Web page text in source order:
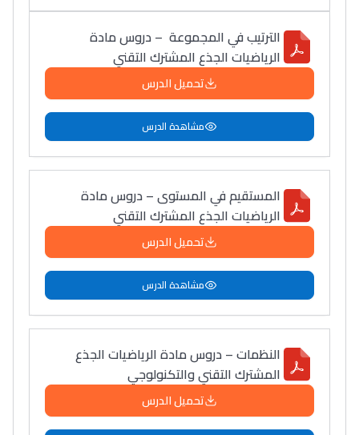
الترتيب في المجموعة – دروس مادة
الرياضيات الجذع المشترك التقني
تحميل الدرس
مشاهدة الدرس
المستقيم في المستوى – دروس مادة
الرياضيات الجذع المشترك التقني
تحميل الدرس
مشاهدة الدرس
النظمات – دروس مادة الرياضيات الجذع
المشترك التقني والتكنولوجي
تحميل الدرس